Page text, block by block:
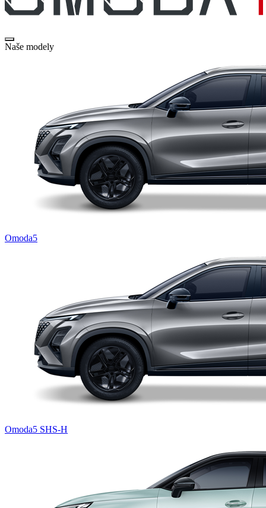
Naše modely
Omoda5
Omoda5 SHS-H